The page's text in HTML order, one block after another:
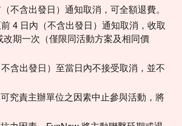
不含出發日）通知取消，可全額退費。
4 日內（不含出發日）通知取消，收取
改期一次（僅限同活動方案及相同價
含出發日）至當日內不接受取消，並不
究責主辦單位之因素中止參與活動，將